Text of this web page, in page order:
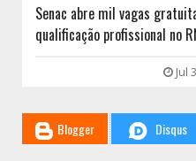
Senac abre mil vagas
qualificação profissional no
Jul
Blogger Disqus